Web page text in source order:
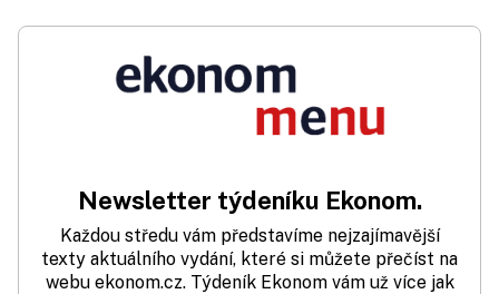
Newsletter týdeníku Ekonom.
Každou středu vám představíme nejzajímavější
texty aktuálního vydání, které si můžete přečíst na
webu ekonom.cz. Týdeník Ekonom vám už více jak